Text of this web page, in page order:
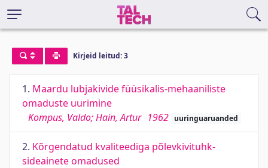
Kirjeid leitud: 3
1. Maardu lubjakivide füüsikalis-mehaaniliste
omaduste uurimine
Kompus, Valdo; Hain, Artur 1962 uuringuaruanded
2. Kõrgendatud kvaliteediga põlevkivituhk-
sideainete omadused